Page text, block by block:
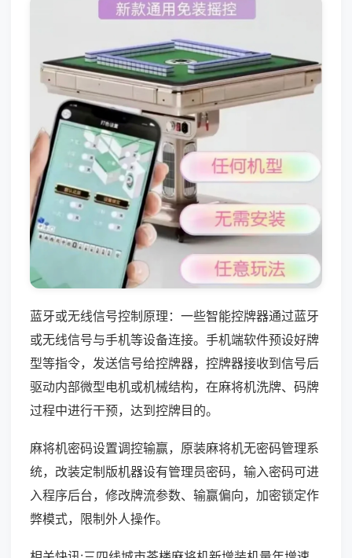
蓝牙或无线信号控制原理：一些智能控牌器通过蓝牙
或无线信号与手机等设备连接。手机端软件预设好牌
型等指令，发送信号给控牌器，控牌器接收到信号后
驱动内部微型电机或机械结构，在麻将机洗牌、码牌
过程中进行干预，达到控牌目的。
麻将机密码设置调控输赢，原装麻将机无密码管理系
统，改装定制版机器设有管理员密码，输入密码可进
入程序后台，修改牌流参数、输赢偏向，加密锁定作
弊模式，限制外人操作。